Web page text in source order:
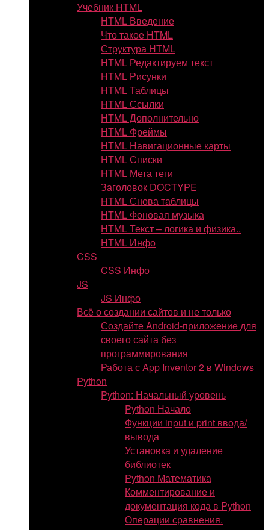
Учебник HTML
HTML Введение
Что такое HTML
Структура HTML
HTML Редактируем текст
HTML Рисунки
HTML Таблицы
HTML Ссылки
HTML Дополнительно
HTML Фреймы
HTML Навигационные карты
HTML Списки
HTML Мета теги
Заголовок DOCTYPE
HTML Снова таблицы
HTML Фоновая музыка
HTML Текст – логика и физика..
HTML Инфо
CSS
CSS Инфо
JS
JS Инфо
Всё о создании сайтов и не только
Создайте Android-приложение для
своего сайта без
программирования
Работа с App Inventor 2 в Windows
Python
Python: Начальный уровень
Python Начало
Функции input и print ввода/
вывода
Установка и удаление
библиотек
Python Математика
Комментирование и
документация кода в Python
Операции сравнения.